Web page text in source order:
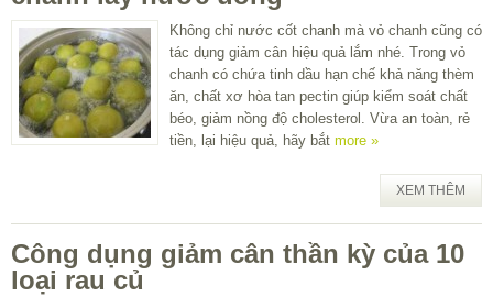
Không chỉ nước cốt chanh mà vỏ chanh cũng có
tác dụng giảm cân hiệu quả lắm nhé. Trong vỏ
chanh có chứa tinh dầu hạn chế khả năng thèm
ăn, chất xơ hòa tan pectin giúp kiểm soát chất
béo, giảm nồng độ cholesterol. Vừa an toàn, rẻ
tiền, lại hiệu quả, hãy bắt more »
XEM THÊM
Công dụng giảm cân thần kỳ của 10
loại rau củ